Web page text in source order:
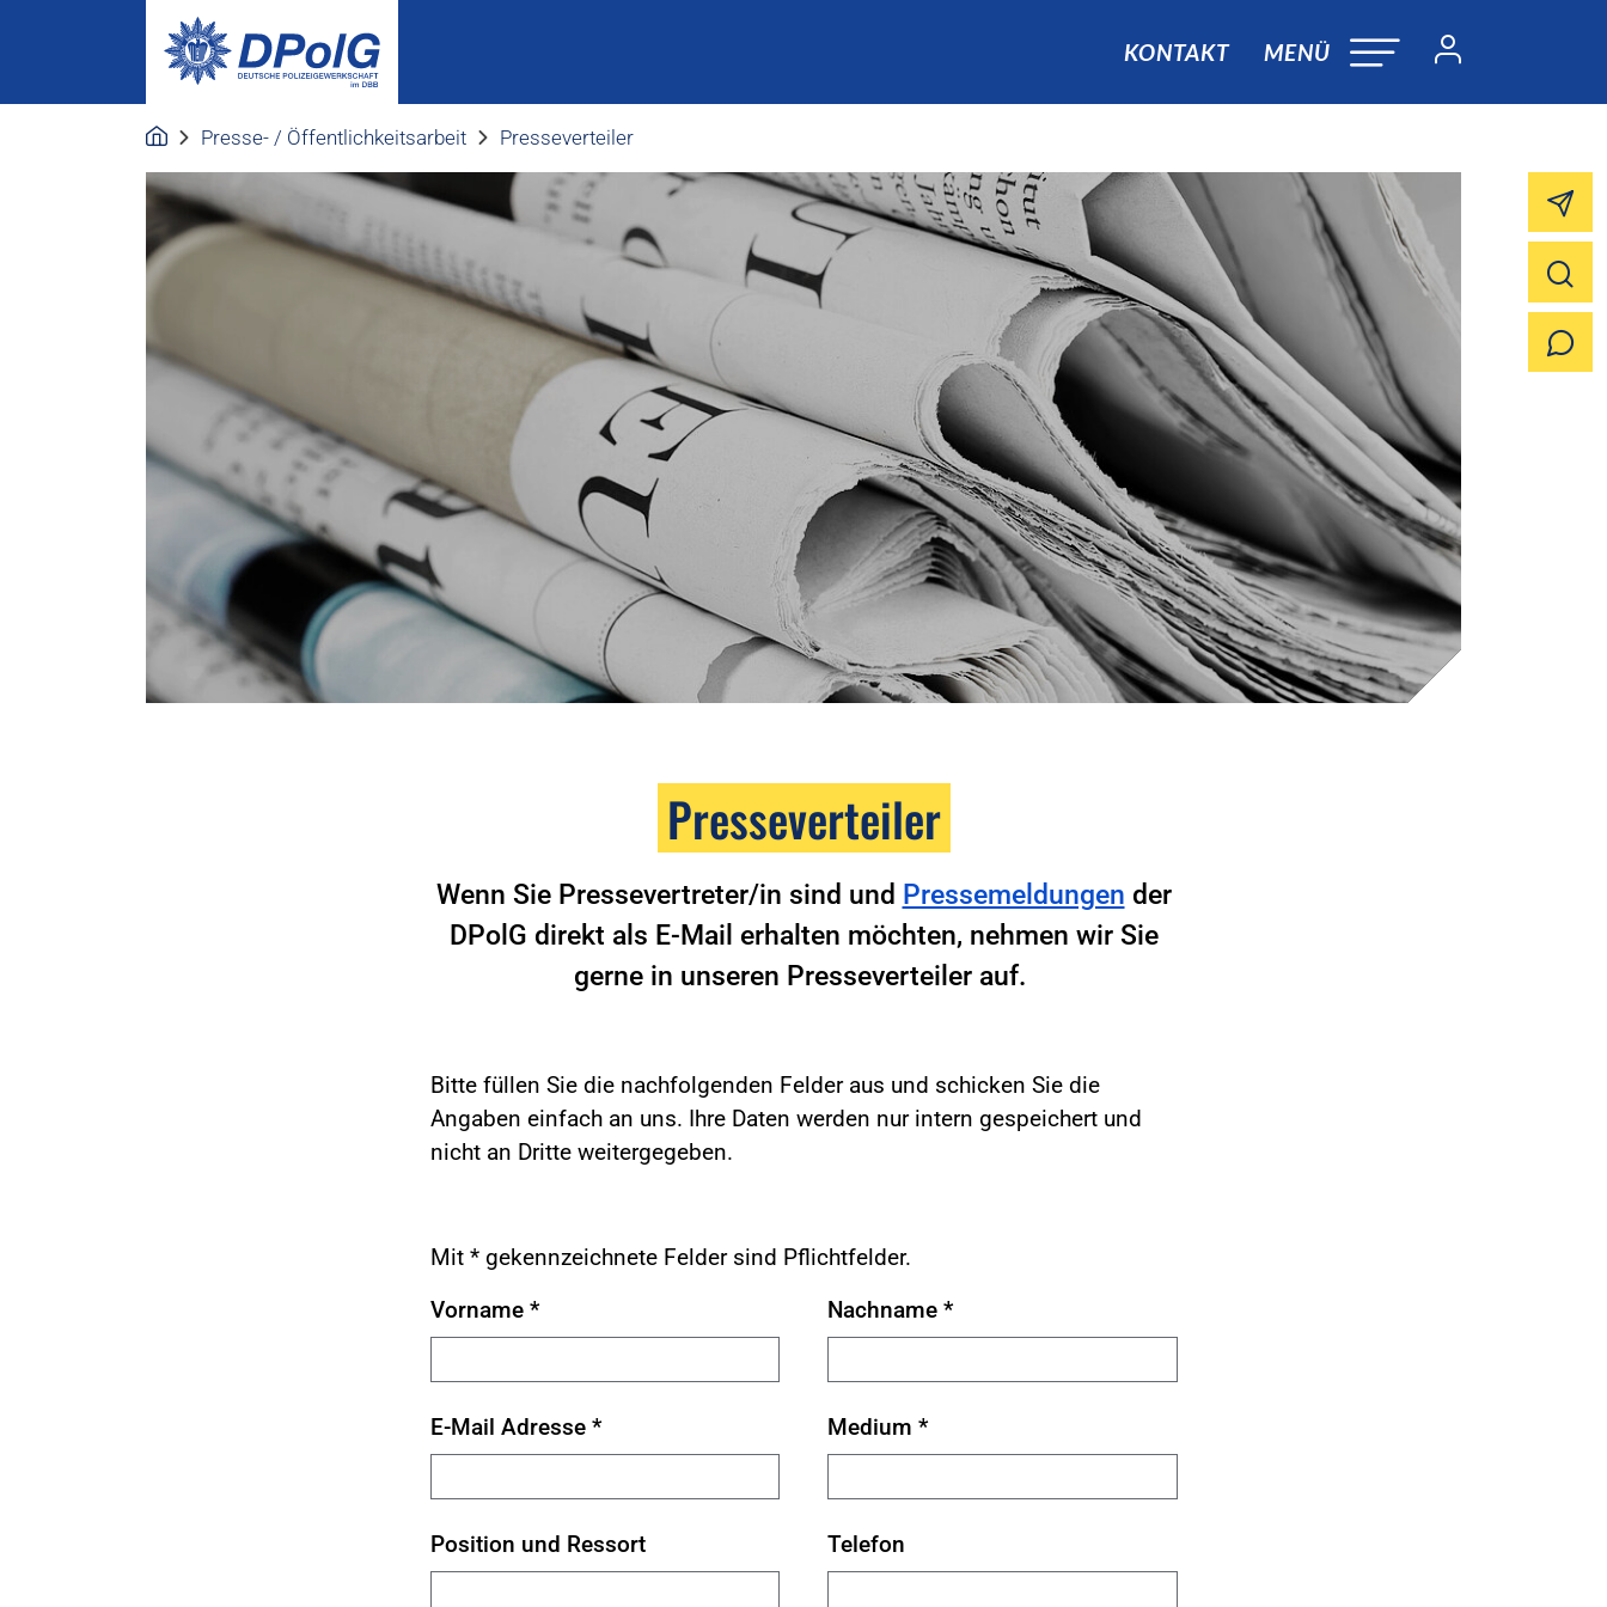
KONTAKT MENÜ
Presse- / Öffentlichkeitsarbeit Presseverteiler
Presseverteiler
Wenn Sie Pressevertreter/in sind und Pressemeldungen der
DPolG direkt als E-Mail erhalten möchten, nehmen wir Sie
gerne in unseren Presseverteiler auf.
Bitte füllen Sie die nachfolgenden Felder aus und schicken Sie die
Angaben einfach an uns. Ihre Daten werden nur intern gespeichert und
nicht an Dritte weitergegeben.
Mit * gekennzeichnete Felder sind Pflichtfelder.
Vorname * Nachname *
E-Mail Adresse * Medium *
Position und Ressort Telefon